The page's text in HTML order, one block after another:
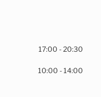
17:00 - 20:30
10:00 - 14:00